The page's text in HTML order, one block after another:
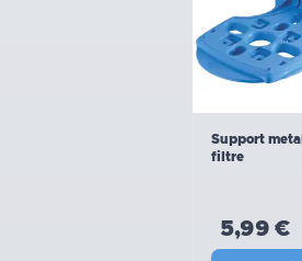
Support
filtre
5,99 €